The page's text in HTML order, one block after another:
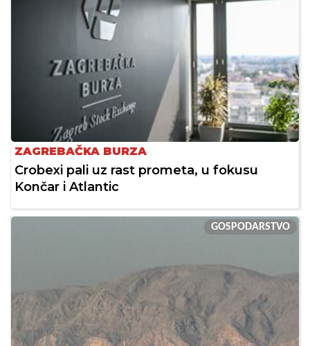
ZAGREBAČKA BURZA
Crobexi pali uz rast prometa, u fokusu
Končar i Atlantic
GOSPODARSTVO